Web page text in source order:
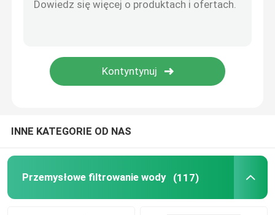
ekran z gięciem sitowym
Przemysłowa siewka
INNE KATEGORIE OD NAS
Przemysłowe filtrowanie wody (117)